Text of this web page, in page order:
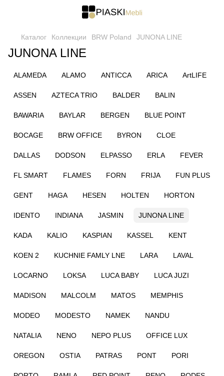
Каталог Коллекции BRW Poland JUNONA LINE
JUNONA LINE
ALAMEDA ALAMO ANTICCA ARICA ArtLIFE
ASSEN AZTECA TRIO BALDER BALIN
BAWARIA BAYLAR BERGEN BLUE POINT
BOCAGE BRW OFFICE BYRON CLOE
DALLAS DODSON ELPASSO ERLA FEVER
FL SMART FLAMES FORN FRIJA FUN PLUS
GENT HAGA HESEN HOLTEN HORTON
IDENTO INDIANA JASMIN JUNONA LINE
KADA KALIO KASPIAN KASSEL KENT
KOEN 2 KUCHNIE FAMLY LNE LARA LAVAL
LOCARNO LOKSA LUCA BABY LUCA JUZI
MADISON MALCOLM MATOS MEMPHIS
MODEO MODESTO NAMEK NANDU
NATALIA NENO NEPO PLUS OFFICE LUX
OREGON OSTIA PATRAS PONT PORI